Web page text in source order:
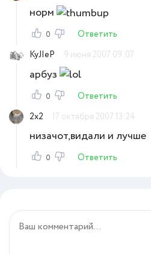
норм
0
Ответить
KyJIeP
9 июня 2007 09:07
арбуз
0
Ответить
2x2
17 октября 2007 13:24
низачот,видали и лучше
0 Ответить